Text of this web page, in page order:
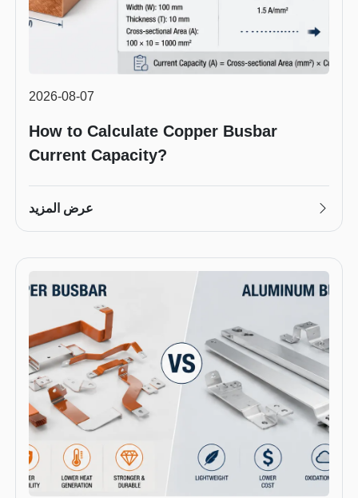
2026-08-07
How to Calculate Copper Busbar
Current Capacity?
عرض المزيد